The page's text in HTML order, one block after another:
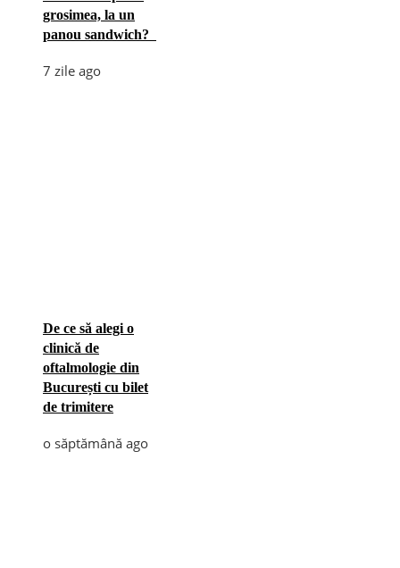
grosimea, la un
panou sandwich?
7 zile ago
De ce să alegi o
clinică de
oftalmologie din
București cu bilet
de trimitere
o săptămână ago